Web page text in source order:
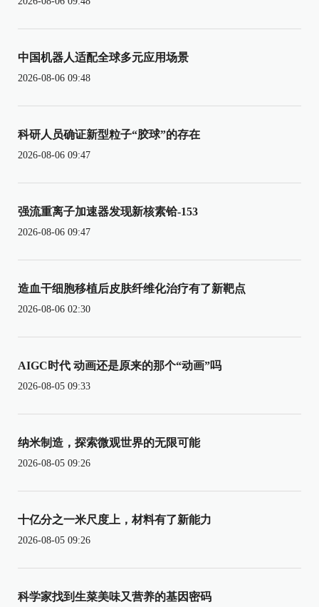
中国机器人适配全球多元应用场景
2026-08-06 09:48
科研人员确证新型粒子“胶球”的存在
2026-08-06 09:47
强流重离子加速器发现新核素铪-153
2026-08-06 09:47
造血干细胞移植后皮肤纤维化治疗有了新靶点
2026-08-06 02:30
AIGC时代 动画还是原来的那个“动画”吗
2026-08-05 09:33
纳米制造，探索微观世界的无限可能
2026-08-05 09:26
十亿分之一米尺度上，材料有了新能力
2026-08-05 09:26
科学家找到生菜美味又营养的基因密码